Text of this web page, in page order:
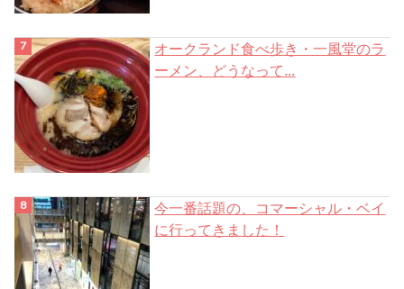
オークランド食べ歩き・一風堂のラ
ーメン、どうなって...
今一番話題の、コマーシャル・ベイ
に行ってきました！